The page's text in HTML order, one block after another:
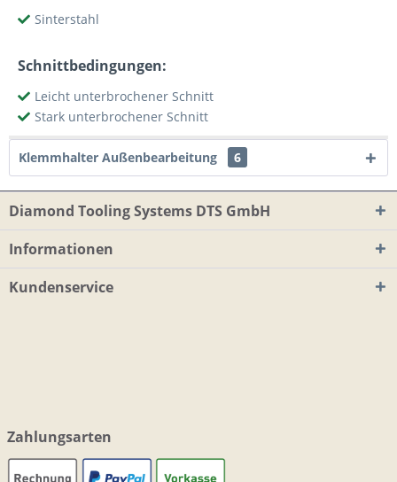
Sinterstahl
Schnittbedingungen:
Leicht unterbrochener Schnitt
Stark unterbrochener Schnitt
Klemmhalter Außenbearbeitung 6
Diamond Tooling Systems DTS GmbH
Informationen
Kundenservice
Zahlungsarten